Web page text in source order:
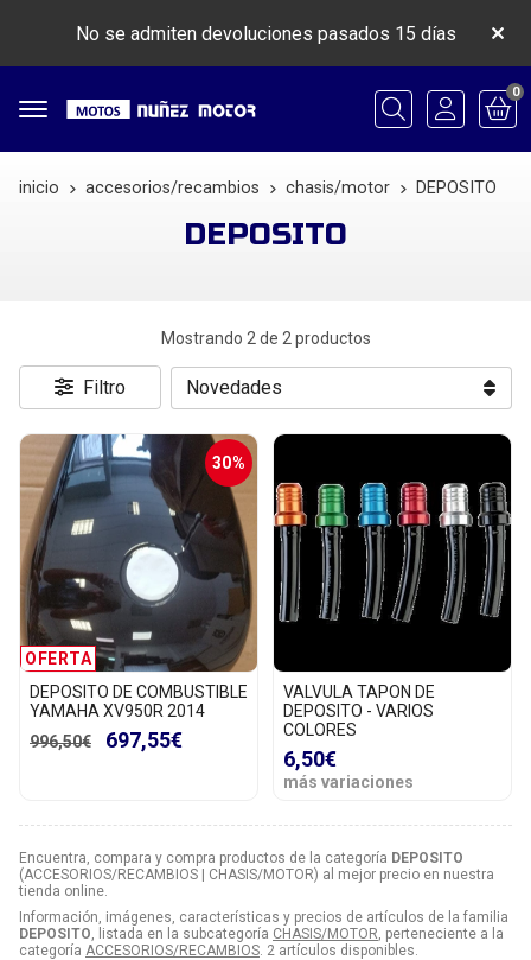
No se admiten devoluciones pasados 15 días
Buscar
0
inicio accesorios/recambios chasis/motor DEPOSITO
DEPOSITO
Encuentra, compara y compra productos de la categoría DEPOSITO
(ACCESORIOS/RECAMBIOS | CHASIS/MOTOR) al mejor precio en nuestra
tienda online.
Información, imágenes, características y precios de artículos de la familia
DEPOSITO, listada en la subcategoría CHASIS/MOTOR, perteneciente a la
categoría ACCESORIOS/RECAMBIOS. 2 artículos disponibles.
Mostrando 2 de 2 productos
Filtro
30%
OFERTA
DEPOSITO DE COMBUSTIBLE
YAMAHA XV950R 2014
996,50€
697,55€
VALVULA TAPON DE
DEPOSITO - VARIOS
COLORES
6,50€
más variaciones